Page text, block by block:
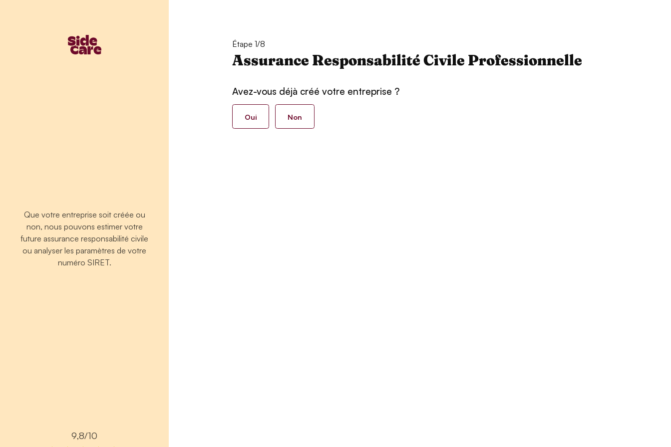
Que votre entreprise soit créée ou
non, nous pouvons estimer votre
future assurance responsabilité civile
ou analyser les paramètres de votre
numéro SIRET.
9,8/10
Étape 1/8
Assurance Responsabilité Civile Professionnelle
Avez-vous déjà créé votre entreprise ?
Oui Non